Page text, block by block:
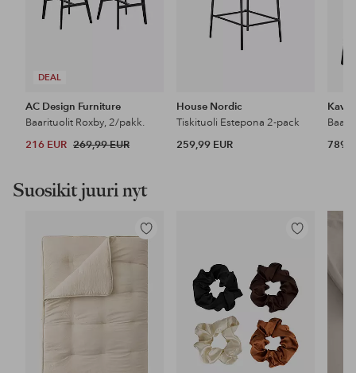
DEAL
AC Design Furniture
Baarituolit Roxby, 2/pakk.
216 EUR 269,99 EUR
House Nordic
Tiskituoli Estepona 2-pack
259,99 EUR
Kave
Suosikit juuri nyt
Lisää
Lisää